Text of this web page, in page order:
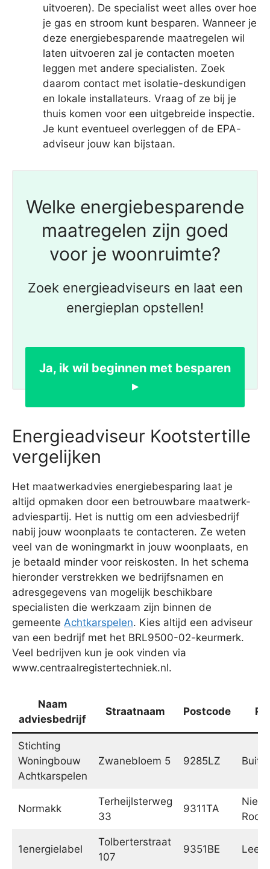
uitvoeren). De specialist weet alles over hoe
je gas en stroom kunt besparen. Wanneer je
deze energiebesparende maatregelen wil
laten uitvoeren zal je contacten moeten
leggen met andere specialisten. Zoek
daarom contact met isolatie-deskundigen
en lokale installateurs. Vraag of ze bij je
thuis komen voor een uitgebreide inspectie.
Je kunt eventueel overleggen of de EPA-
adviseur jouw kan bijstaan.
Welke energiebesparende
maatregelen zijn goed
voor je woonruimte?
Zoek energieadviseurs en laat een
energieplan opstellen!
Ja, ik wil beginnen met besparen
▸
Energieadviseur Kootstertille
vergelijken
Het maatwerkadvies energiebesparing laat je
altijd opmaken door een betrouwbare maatwerk-
adviespartij. Het is nuttig om een adviesbedrijf
nabij jouw woonplaats te contacteren. Ze weten
veel van de woningmarkt in jouw woonplaats, en
je betaald minder voor reiskosten. In het schema
hieronder verstrekken we bedrijfsnamen en
adresgegevens van mogelijk beschikbare
specialisten die werkzaam zijn binnen de
gemeente Achtkarspelen. Kies altijd een adviseur
van een bedrijf met het BRL9500-02-keurmerk.
Veel bedrijven kun je ook vinden via
www.centraalregistertechniek.nl.
Naam
adviesbedrijf
Straatnaam Postcode
Stichting
Woningbouw
Achtkarspelen
Zwanebloem 5 9285LZ
Normakk
Terheijlsterweg
33
9311TA
1energielabel
Tolberterstraat
107
9351BE Leek